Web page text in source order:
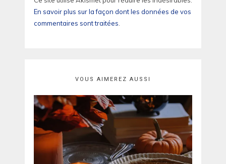
En savoir plus sur la façon dont les données de vos
commentaires sont traitées.
VOUS AIMEREZ AUSSI